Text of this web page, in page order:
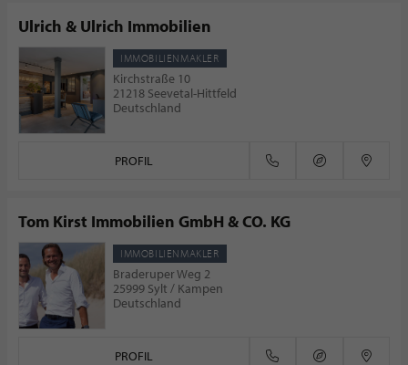
Ulrich & Ulrich Immobilien
IMMOBILIENMAKLER
Kirchstraße 10
21218 Seevetal-Hittfeld
Deutschland
PROFIL
Tom Kirst Immobilien GmbH & CO. KG
IMMOBILIENMAKLER
Braderuper Weg 2
25999 Sylt / Kampen
Deutschland
PROFIL